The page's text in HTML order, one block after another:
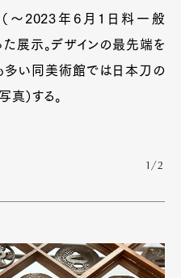
～2023年6月1日料一般
展示。デザインの最先端を
多い同美術館では日本刀の
真）する。
1/2